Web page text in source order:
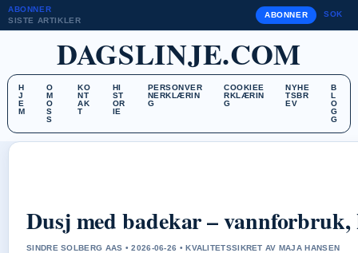
ABONNER
SISTE ARTIKLER
ABONNER SOK
DAGSLINJE.COM
H
J
E
M
O
M
O
S
S
KO
NT
AK
T
HI
ST
OR
IE
PERSONVER
NERKLÆRIN
G
COOKIEE
RKLÆRIN
G
NYHE
TSBR
EV
B
L
O
G
G
Dusj med badekar – vannforbruk,
SINDRE SOLBERG AAS • 2026-06-26 • KVALITETSSIKRET AV MAJA HANSEN